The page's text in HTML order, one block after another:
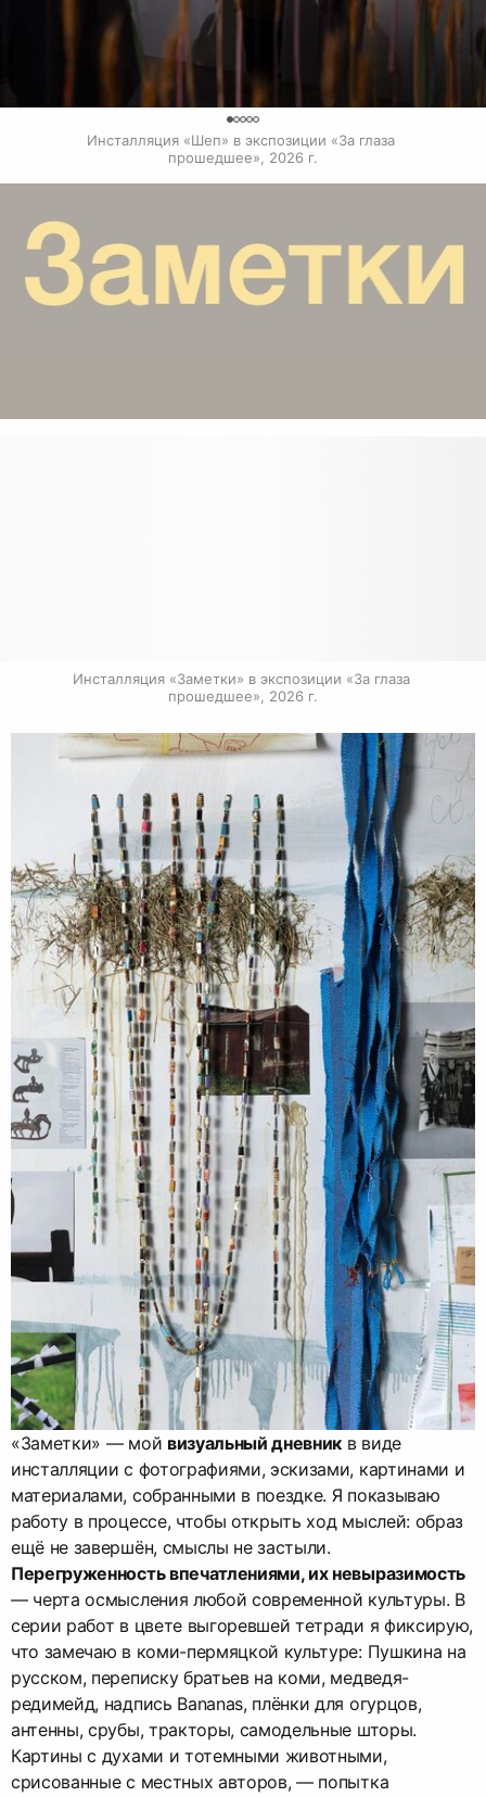
Инсталляция «Шеп» в экспозиции «За глаза
прошедшее», 2026 г.
Инсталляция «Заметки» в экспозиции «За глаза
прошедшее», 2026 г.
«Заметки» — мой визуальный дневник в виде
инсталляции с фотографиями, эскизами, картинами и
материалами, собранными в поездке. Я показываю
работу в процессе, чтобы открыть ход мыслей: образ
ещё не завершён, смыслы не застыли.
Перегруженность впечатлениями, их невыразимость
— черта осмысления любой современной культуры. В
серии работ в цвете выгоревшей тетради я фиксирую,
что замечаю в коми-пермяцкой культуре: Пушкина на
русском, переписку братьев на коми, медведя-
редимейд, надпись Bananas, плёнки для огурцов,
антенны, срубы, тракторы, самодельные шторы.
Картины с духами и тотемными животными,
срисованные с местных авторов, — попытка